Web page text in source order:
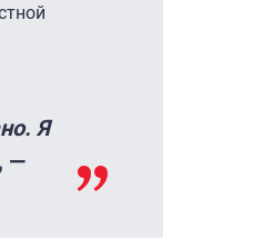
Я
—